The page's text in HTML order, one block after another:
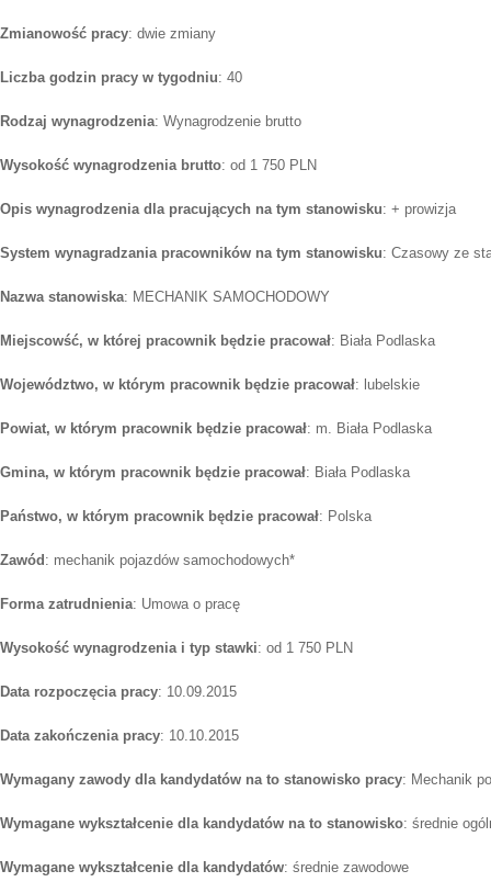
Zmianowość pracy: dwie zmiany
Liczba godzin pracy w tygodniu: 40
Rodzaj wynagrodzenia: Wynagrodzenie brutto
Wysokość wynagrodzenia brutto: od 1 750 PLN
Opis wynagrodzenia dla pracujących na tym stanowisku: + prowizja
System wynagradzania pracowników na tym stanowisku: Czasowy ze
Nazwa stanowiska: MECHANIK SAMOCHODOWY
Miejscowść, w której pracownik będzie pracował: Biała Podlaska
Województwo, w którym pracownik będzie pracował: lubelskie
Powiat, w którym pracownik będzie pracował: m. Biała Podlaska
Gmina, w którym pracownik będzie pracował: Biała Podlaska
Państwo, w którym pracownik będzie pracował: Polska
Zawód: mechanik pojazdów samochodowych*
Forma zatrudnienia: Umowa o pracę
Wysokość wynagrodzenia i typ stawki: od 1 750 PLN
Data rozpoczęcia pracy: 10.09.2015
Data zakończenia pracy: 10.10.2015
Wymagany zawody dla kandydatów na to stanowisko pracy: Mechanik
Wymagane wykształcenie dla kandydatów na to stanowisko: średnie
Wymagane wykształcenie dla kandydatów: średnie zawodowe